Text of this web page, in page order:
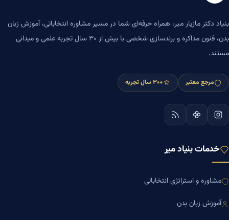
بنیاد دکتر مازیار میر، همراه حرفه‌ای شما در مسیر مشاوره انتخاباتی، آموزش زبان
بدن، فنون مذاکره و برندسازی شخصی با بیش از ۳۰ سال تجربه علمی و میدانی
مستند.
مرجع معتبر +۳۰ سال تجربه
خدمات بنیاد میر
مشاوره و استراتژی انتخاباتی
آموزش زبان بدن